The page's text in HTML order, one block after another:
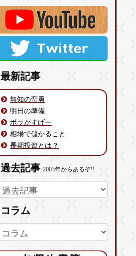
最新記事
無知の蛮勇
明日の準備
ボラがすげー
相場で儲かること
長期投資とは？
過去記事2003年からあるぞ!!
コラム